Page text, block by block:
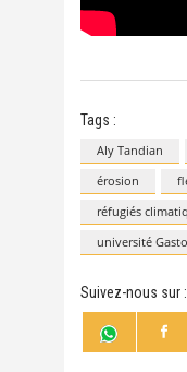
Tags :
Aly Tandian
érosion
réfugiés
université
Suivez-nous sur :